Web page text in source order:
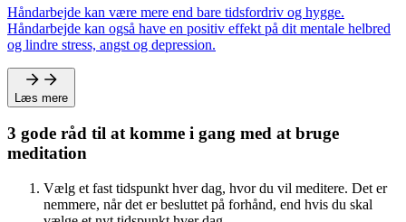
Håndarbejde kan være mere end bare tidsfordriv og hygge.
Håndarbejde kan også have en positiv effekt på dit mentale helbred
og lindre stress, angst og depression.
Læs mere
3 gode råd til at komme i gang med at bruge
meditation
Vælg et fast tidspunkt hver dag, hvor du vil meditere. Det er
nemmere, når det er besluttet på forhånd, end hvis du skal